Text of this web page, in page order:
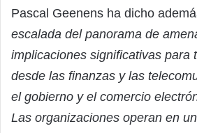
Pascal Geenens ha dicho
escalada del panorama de
implicaciones significativas para
desde las finanzas y las
el gobierno y el comercio
Las organizaciones operan en